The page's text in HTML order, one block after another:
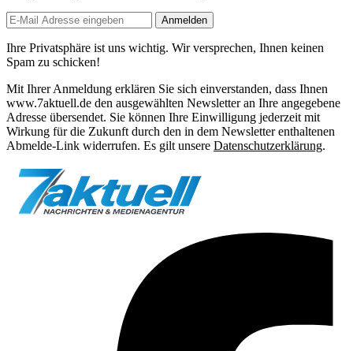
Anmelden
Ihre Privatsphäre ist uns wichtig. Wir versprechen, Ihnen keinen
Spam zu schicken!
Mit Ihrer Anmeldung erklären Sie sich einverstanden, dass Ihnen
www.7aktuell.de den ausgewählten Newsletter an Ihre angegebene
Adresse übersendet. Sie können Ihre Einwilligung jederzeit mit
Wirkung für die Zukunft durch den in dem Newsletter enthaltenen
Abmelde-Link widerrufen. Es gilt unsere Datenschutzerklärung.